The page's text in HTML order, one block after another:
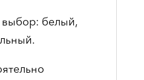
белый,